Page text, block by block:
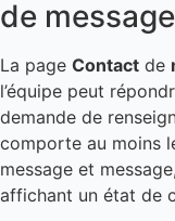
de message
La page Contact de
l’équipe peut
demande de
comporte au moins
message et
affichant un état de